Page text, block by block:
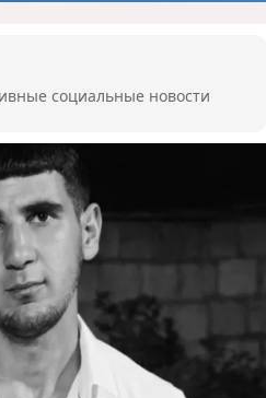
социальные новости